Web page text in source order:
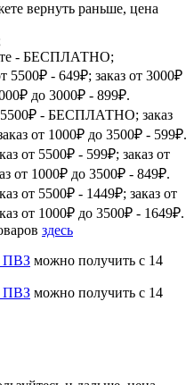
вернуть раньше, цена
- БЕСПЛАТНО;
- 649₽; заказ от 3000₽
до 3000₽ - 899₽.
5500₽ - БЕСПЛАТНО; заказ
от 1000₽ до 3500₽ - 599₽.
от 5500₽ - 599₽; заказ от
от 1000₽ до 3500₽ - 849₽.
от 5500₽ - 1449₽; заказ от
от 1000₽ до 3500₽ - 1649₽.
здесь
ПВЗ можно получить с 14
ПВЗ можно получить с 14